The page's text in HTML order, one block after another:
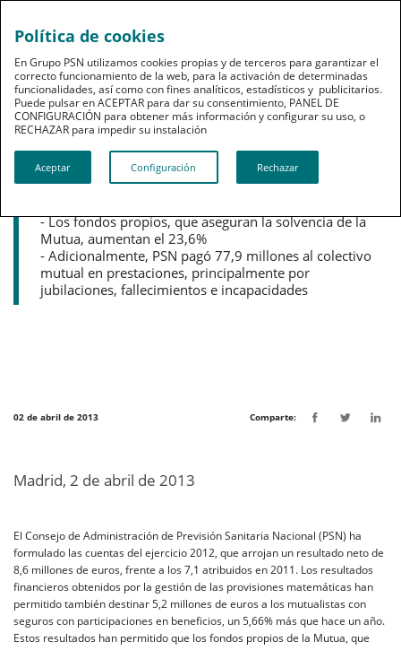
Noticias destacadas
PSN incrementa su beneficio un 21%,
- Los fondos propios, que aseguran la solvencia de la
Mutua, aumentan el 23,6%
- Adicionalmente, PSN pagó 77,9 millones al colectivo
mutual en prestaciones, principalmente por
jubilaciones, fallecimientos e incapacidades
02 de abril de 2013 Comparte:
Madrid, 2 de abril de 2013
El Consejo de Administración de Previsión Sanitaria Nacional (PSN) ha
formulado las cuentas del ejercicio 2012, que arrojan un resultado neto de
8,6 millones de euros, frente a los 7,1 atribuidos en 2011. Los resultados
financieros obtenidos por la gestión de las provisiones matemáticas han
permitido también destinar 5,2 millones de euros a los mutualistas con
seguros con participaciones en beneficios, un 5,66% más que hace un año.
Estos resultados han permitido que los fondos propios de la Mutua, que
Política de cookies
En Grupo PSN utilizamos cookies propias y de terceros para garantizar el
correcto funcionamiento de la web, para la activación de determinadas
funcionalidades, así como con fines analíticos, estadísticos y publicitarios.
Puede pulsar en ACEPTAR para dar su consentimiento, PANEL DE
CONFIGURACIÓN para obtener más información y configurar su uso, o
RECHAZAR para impedir su instalación​​​​​​​
Aceptar Configuración Rechazar